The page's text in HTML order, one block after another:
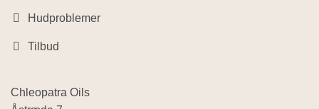
Hudproblemer
Tilbud
Chleopatra Oils